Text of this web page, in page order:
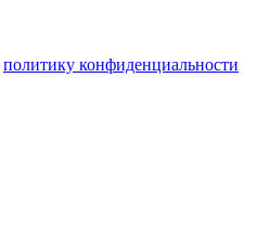
политику конфиденциальности